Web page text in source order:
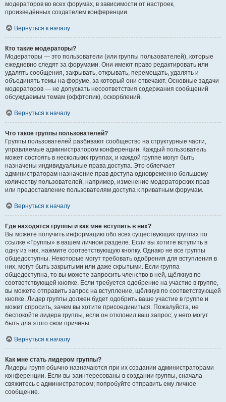
модераторов во всех форумах, в зависимости от настроек,
произведённых создателем конференции.
Вернуться к началу
Кто такие модераторы?
Модераторы — это пользователи (или группы пользователей), которые
ежедневно следят за форумами. Они имеют право редактировать или
удалять сообщения, закрывать, открывать, перемещать, удалять и
объединять темы на форуме, за который они отвечают. Основные задачи
модераторов — не допускать несоответствия содержания сообщений
обсуждаемым темам (оффтопик), оскорблений.
Вернуться к началу
Что такое группы пользователей?
Группы пользователей разбивают сообщество на структурные части,
управляемые администратором конференции. Каждый пользователь
может состоять в нескольких группах, и каждой группе могут быть
назначены индивидуальные права доступа. Это облегчает
администраторам назначение прав доступа одновременно большому
количеству пользователей, например, изменение модераторских прав
или предоставление пользователям доступа к приватным форумам.
Вернуться к началу
Где находятся группы и как мне вступить в них?
Вы можете получить информацию обо всех существующих группах по
ссылке «Группы» в вашем личном разделе. Если вы хотите вступить в
одну из них, нажмите соответствующую кнопку. Однако не все группы
общедоступны. Некоторые могут требовать одобрения для вступления в
них, могут быть закрытыми или даже скрытыми. Если группа
общедоступна, то вы можете запросить членство в ней, щёлкнув по
соответствующей кнопке. Если требуется одобрение на участие в группе,
вы можете отправить запрос на вступление, щёлкнув по соответствующей
кнопке. Лидер группы должен будет одобрить ваше участие в группе и
может спросить, зачем вы хотите присоединиться. Пожалуйста, не
беспокойте лидера группы, если он отклонил ваш запрос; у него могут
быть для этого свои причины.
Вернуться к началу
Как мне стать лидером группы?
Лидеры групп обычно назначаются при их создании администраторами
конференции. Если вы заинтересованы в создании группы, сначала
свяжитесь с администратором; попробуйте отправить ему личное
сообщение.